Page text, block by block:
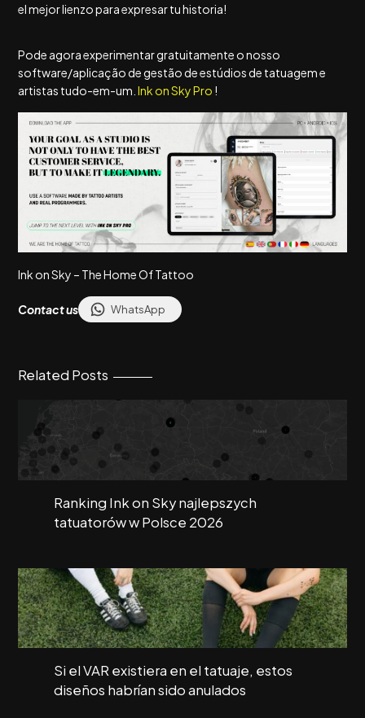
el mejor lienzo para expresar tu historia!
Pode agora experimentar gratuitamente o nosso
software/aplicação de gestão de estúdios de tatuagem e
artistas tudo-em-um. Ink on Sky Pro !
Ink on Sky – The Home Of Tattoo
Contact us WhatsApp
Related Posts
Ranking Ink on Sky najlepszych
tatuatorów w Polsce 2026
Si el VAR existiera en el tatuaje, estos
diseños habrían sido anulados